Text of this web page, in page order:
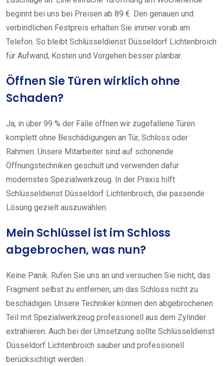
beginnt bei uns bei Preisen ab 89 €. Den genauen und
verbindlichen Festpreis erhalten Sie immer vorab am
Telefon. So bleibt Schlüsseldienst Düsseldorf Lichtenbroich
für Aufwand, Kosten und Vorgehen besser planbar.
Öffnen Sie Türen wirklich ohne
Schaden?
Ja, in über 99 % der Fälle öffnen wir zugefallene Türen
komplett ohne Beschädigungen an Tür, Schloss oder
Rahmen. Unsere Mitarbeiter sind auf schonende
Öffnungstechniken geschult und verwenden dafür
modernstes Spezialwerkzeug. In der Praxis hilft
Schlüsseldienst Düsseldorf Lichtenbroich, die passende
Lösung gezielt auszuwählen.
Mein Schlüssel ist im Schloss
abgebrochen, was nun?
Keine Panik. Rufen Sie uns an und versuchen Sie nicht, das
Fragment selbst zu entfernen, um das Schloss nicht zu
beschädigen. Unsere Techniker können den abgebrochenen
Teil mit Spezialwerkzeug professionell aus dem Zylinder
extrahieren. Auch bei der Umsetzung sollte Schlüsseldienst
Düsseldorf Lichtenbroich sauber und professionell
berücksichtigt werden.